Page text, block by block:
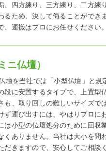
、四方練り、三方練り、二方
るため、決して侮ることができ
、運搬はプロにお任せください。
ニ仏壇）
壇を当社では「小型仏壇」と
段に安置するタイプで、上置型
も、取り回しの難しいサイズで
ず運び出すには、やはりプロに
は小型の仏壇処分のために回収
くありません。当社は大小を問
だきますので、安心してご相談